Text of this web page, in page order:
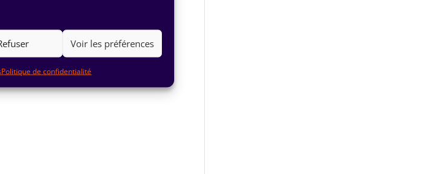
Voir les préférences
Politique de confidentialité